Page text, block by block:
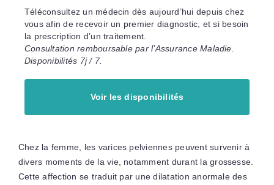
Téléconsultez un médecin dès aujourd’hui depuis chez
vous afin de recevoir un premier diagnostic, et si besoin
la prescription d’un traitement.
Consultation remboursable par l’Assurance Maladie.
Disponibilités 7j / 7.
Voir les disponibilités
Chez la femme, les varices pelviennes peuvent survenir à
divers moments de la vie, notamment durant la grossesse.
Cette affection se traduit par une dilatation anormale des